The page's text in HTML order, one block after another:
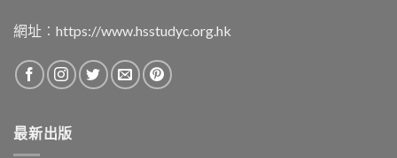
網址︰ https://www.hsstudyc.org.hk
最新出版